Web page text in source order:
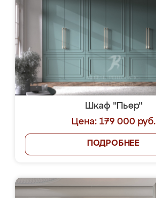
Шкаф "Пьер"
Цена: 179 000 руб.
ПОДРОБНЕЕ